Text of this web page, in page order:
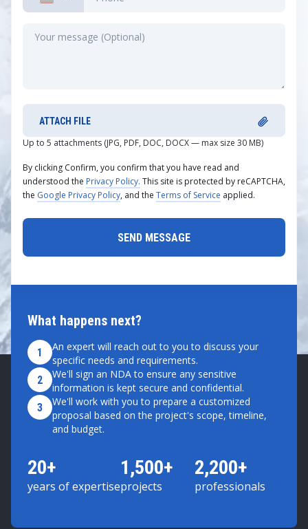
What happens next?
1
An expert will reach out to you to discuss your
specific needs and requirements.
2
We'll sign an NDA to ensure any sensitive
information is kept secure and confidential.
3
We'll work with you to prepare a customized
proposal based on the project's scope, timeline,
and budget.
20+
years of expertise
1,500+
projects
2,200+
professionals
ATTACH FILE
Up to 5 attachments (JPG, PDF, DOC, DOCX — max size 30 MB)
By clicking Confirm, you confirm that you have read and
understood the Privacy Policy. This site is protected by reCAPTCHA,
the Google Privacy Policy, and the Terms of Service applied.